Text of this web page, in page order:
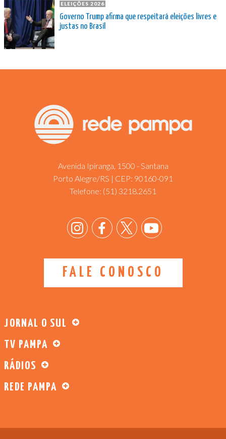
ELEIÇÕES 2026
Governo Trump afirma que respeitará eleições livres e
justas no Brasil
Avenida Ipiranga, 1500 - Santana
Porto Alegre/RS | CEP: 90160-091
Telefone: (51) 3218.2651
FALE CONOSCO
JORNAL O SUL
TV PAMPA
RÁDIOS
REDE PAMPA